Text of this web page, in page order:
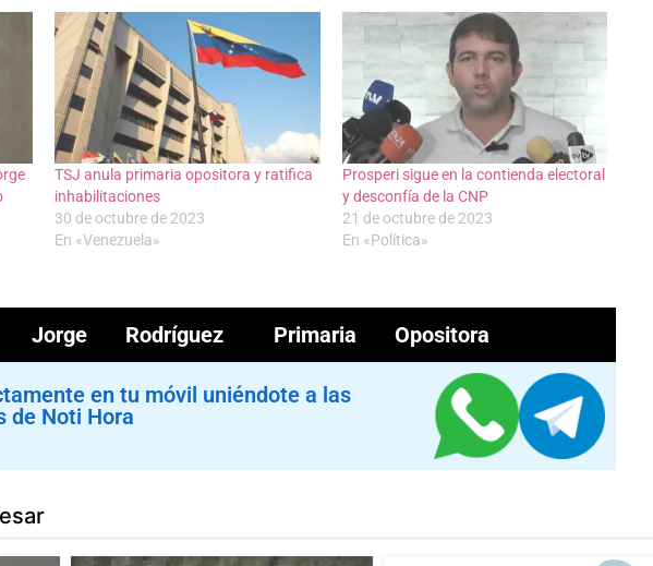
TSJ anula primaria opositora y ratifica
inhabilitaciones
30 de octubre de 2023
En «Venezuela»
Prosperi sigue en la contienda electoral
y desconfía de la CNP
21 de octubre de 2023
En «Política»
Jorge Rodríguez Primaria Opositora
en tu móvil uniéndote a las
de Noti Hora